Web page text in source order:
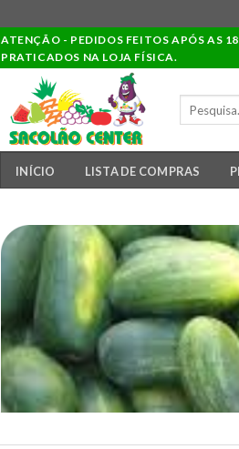
ATENÇÃO - PEDIDOS FEITOS APÓS AS
PRATICADOS NA LOJA FÍSICA.
POR:
INÍCIO LISTA DE COMPRAS